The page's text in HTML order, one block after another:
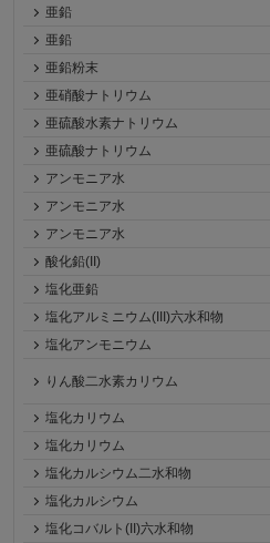
亜鉛
亜鉛
亜鉛粉末
亜硝酸ナトリウム
亜硫酸水素ナトリウム
亜硫酸ナトリウム
アンモニア水
アンモニア水
アンモニア水
酸化鉛(II)
塩化亜鉛
塩化アルミニウム(III)六水和物
塩化アンモニウム
りん酸二水素カリウム
塩化カリウム
塩化カリウム
塩化カルシウム二水和物
塩化カルシウム
塩化コバルト(II)六水和物